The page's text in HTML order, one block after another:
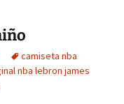
camiseta nba
nba lebron james